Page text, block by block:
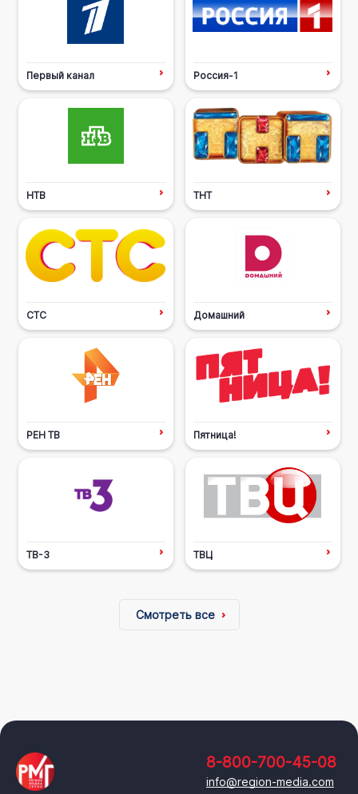
Первый канал Россия-1
НТВ ТНТ
СТС Домашний
РЕН ТВ Пятница!
ТВ-3 ТВЦ
Смотреть все
8-800-700-45-08
info@region-media.com